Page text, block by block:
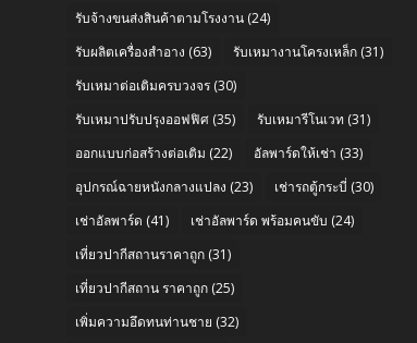
รับจ้างขนส่งสินค้าตามโรงงาน(24)
รับผลิตเครื่องสำอาง (63) รับเหมางานโครงเหล็ก(31)
รับเหมาต่อเติมครบวงจร(30)
รับเหมาปรับปรุงออฟฟิศ(35) รับเหมารีโนเวท (31)
ออกแบบก่อสร้างต่อเติม (22) อัลพาร์ดให้เช่า (33)
อุปกรณ์ฉายหนังกลางแปลง (23) เช่ารถตู้กระบี่ (30)
เช่าอัลพาร์ด (41) เช่าอัลพาร์ด พร้อมคนขับ (24)
เที่ยวปากีสถานราคาถูก(31)
เที่ยวปากีสถาน ราคาถูก(25)
เพิ่มความอึดทนท่านชาย (32)